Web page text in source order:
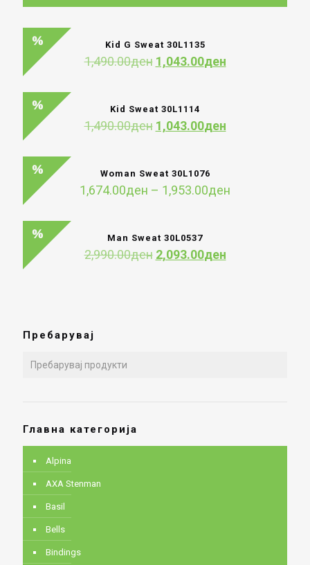
Kid G Sweat 30L1135
1,490.00ден Original
1,043.00денCurrent
Kid Sweat 30L1114
1,490.00ден Original
1,043.00денCurrent
Woman Sweat 30L1076
1,674.00ден – 1,953.00ден
Man Sweat 30L0537
2,990.00ден Original
2,093.00денCurrent
Пребарувај
Главна категорија
Alpina
AXA Stenman
Basil
Bells
Bindings